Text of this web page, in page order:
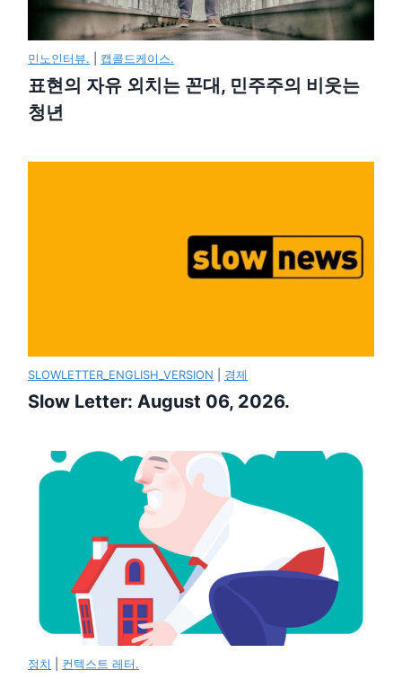
민노인터뷰. 캡콜드케이스.
표현의 자유 외치는 꼰대, 민주주의 비웃는
청년
SLOWLETTER_ENGLISH_VERSION 경제
Slow Letter: August 06, 2026.
정치 컨텍스트 레터.